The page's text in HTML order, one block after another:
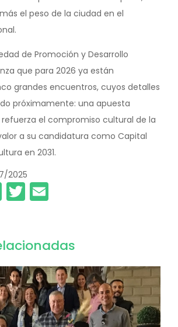
el peso de la ciudad en el
de Promoción y Desarrollo
que para 2026 ya están
grandes encuentros, cuyos detalles
próximamente: una apuesta
el compromiso cultural de la
a su candidatura como Capital
en 2031.
2025
LinkedIn
Twitter